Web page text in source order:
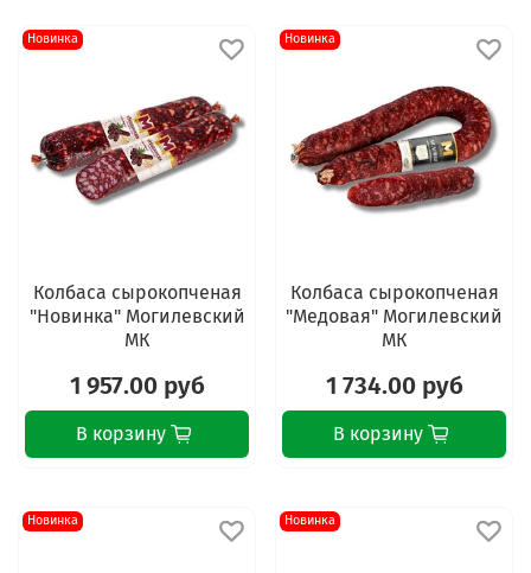
Новинка
Колбаса сырокопченая
"Новинка" Могилевский
МК
1 957.00 руб
В корзину
Новинка
Колбаса сырокопченая
"Медовая" Могилевский
МК
1 734.00 руб
В корзину
Новинка Новинка